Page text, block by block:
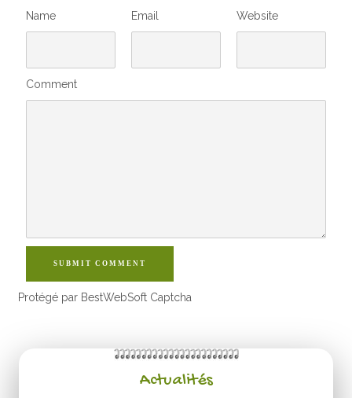
Name Email Website
Comment
SUBMIT COMMENT
Protégé par BestWebSoft Captcha
Actualités